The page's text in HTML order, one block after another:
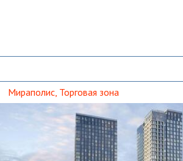
Мираполис, Торговая зона